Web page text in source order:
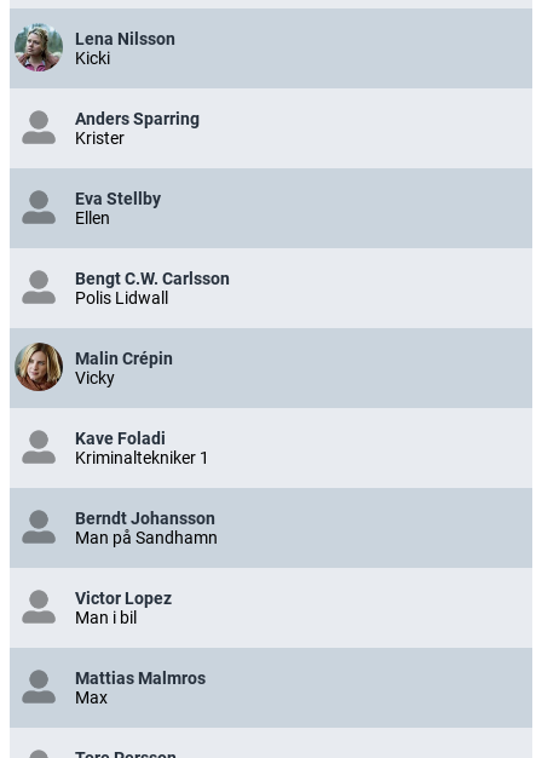
Lena Nilsson
Kicki
Anders Sparring
Krister
Eva Stellby
Ellen
Bengt C.W. Carlsson
Polis Lidwall
Malin Crépin
Vicky
Kave Foladi
Kriminaltekniker 1
Berndt Johansson
Man på Sandhamn
Victor Lopez
Man i bil
Mattias Malmros
Max